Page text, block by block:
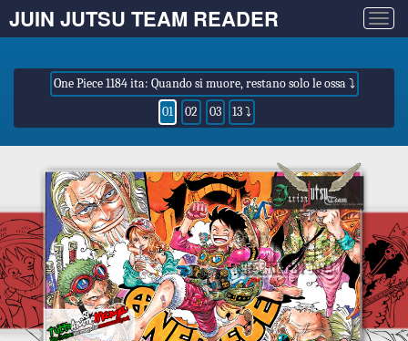
JUIN JUTSU TEAM READER
One Piece 1184 ita: Quando si muore, restano solo le ossa ⤵
01
02 03 13 ⤵